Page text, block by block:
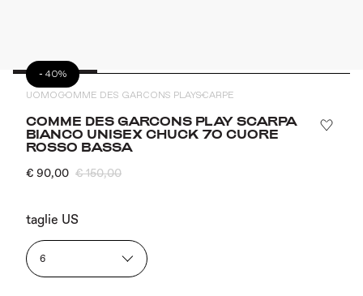
UOMOCOMME DES GARCONS PLAYSCARPE
- 40%
COMME DES GARCONS PLAY SCARPA
BIANCO UNISEX CHUCK 70 CUORE
ROSSO BASSA
€ 90,00 € 150,00
taglie US
6